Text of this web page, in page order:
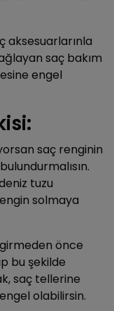
aksesuarlarınla
saç bakım
engel
saç renginin
tuzu
solmaya
önce
bu şekilde
saç tellerine
olabilirsin.